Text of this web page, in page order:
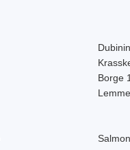
Borge